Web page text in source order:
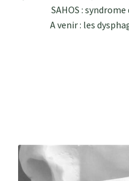
SAHOS :
A venir : les
récent